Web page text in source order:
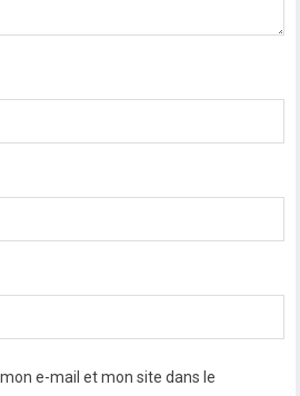
e-mail et mon site dans le